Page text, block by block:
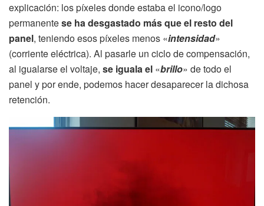
explicación: los píxeles donde estaba el icono/logo
permanentese ha desgastado más que el resto del
panel, teniendo esos píxeles menos «intensidad»
(corriente eléctrica). Al pasarle un ciclo de compensación,
al igualarse el voltaje, se iguala el «brillo» de todo el
panel y por ende, podemos hacer desaparecer la dichosa
retención.